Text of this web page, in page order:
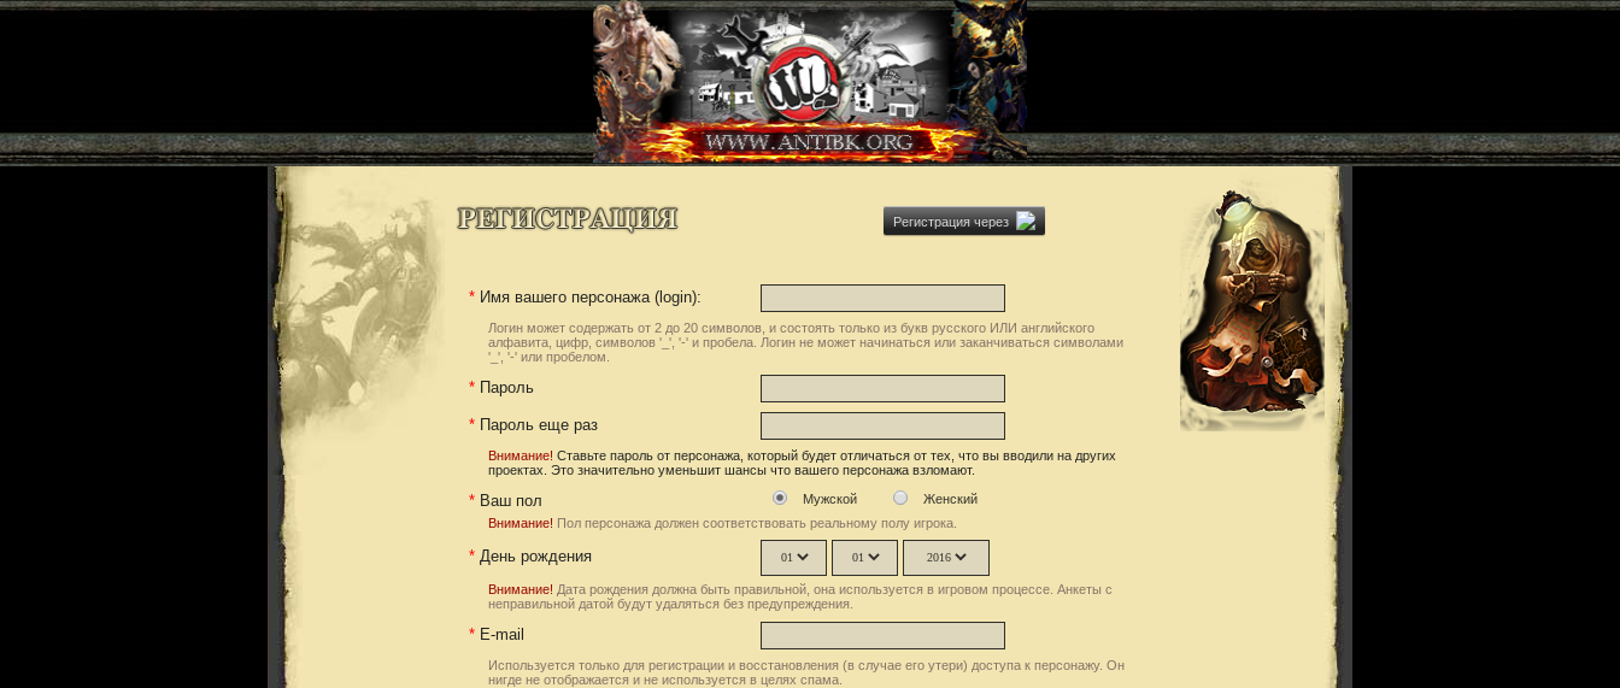
Регистрация через
* Имя вашего персонажа (login):
Логин может содержать от 2 до 20 символов, и состоять только из букв русского ИЛИ английского
алфавита, цифр, символов '_', '-' и пробела. Логин не может начинаться или заканчиваться символами
'_', '-' или пробелом.
* Пароль
* Пароль еще раз
Внимание! Ставьте пароль от персонажа, который будет отличаться от тех, что вы вводили на других
проектах. Это значительно уменьшит шансы что вашего персонажа взломают.
* Ваш пол Мужской
Женский
Внимание! Пол персонажа должен соответствовать реальному полу игрока.
* День рождения
Внимание! Дата рождения должна быть правильной, она используется в игровом процессе. Анкеты с
неправильной датой будут удаляться без предупреждения.
* E-mail
Используется только для регистрации и восстановления (в случае его утери) доступа к персонажу. Он
нигде не отображается и не используется в целях спама.